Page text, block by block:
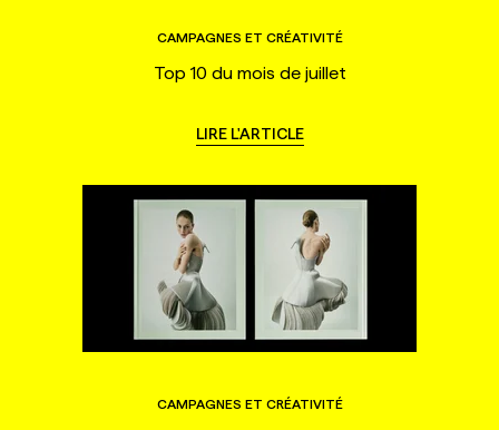
CAMPAGNES ET CRÉATIVITÉ
Top 10 du mois de juillet
LIRE L'ARTICLE
CAMPAGNES ET CRÉATIVITÉ